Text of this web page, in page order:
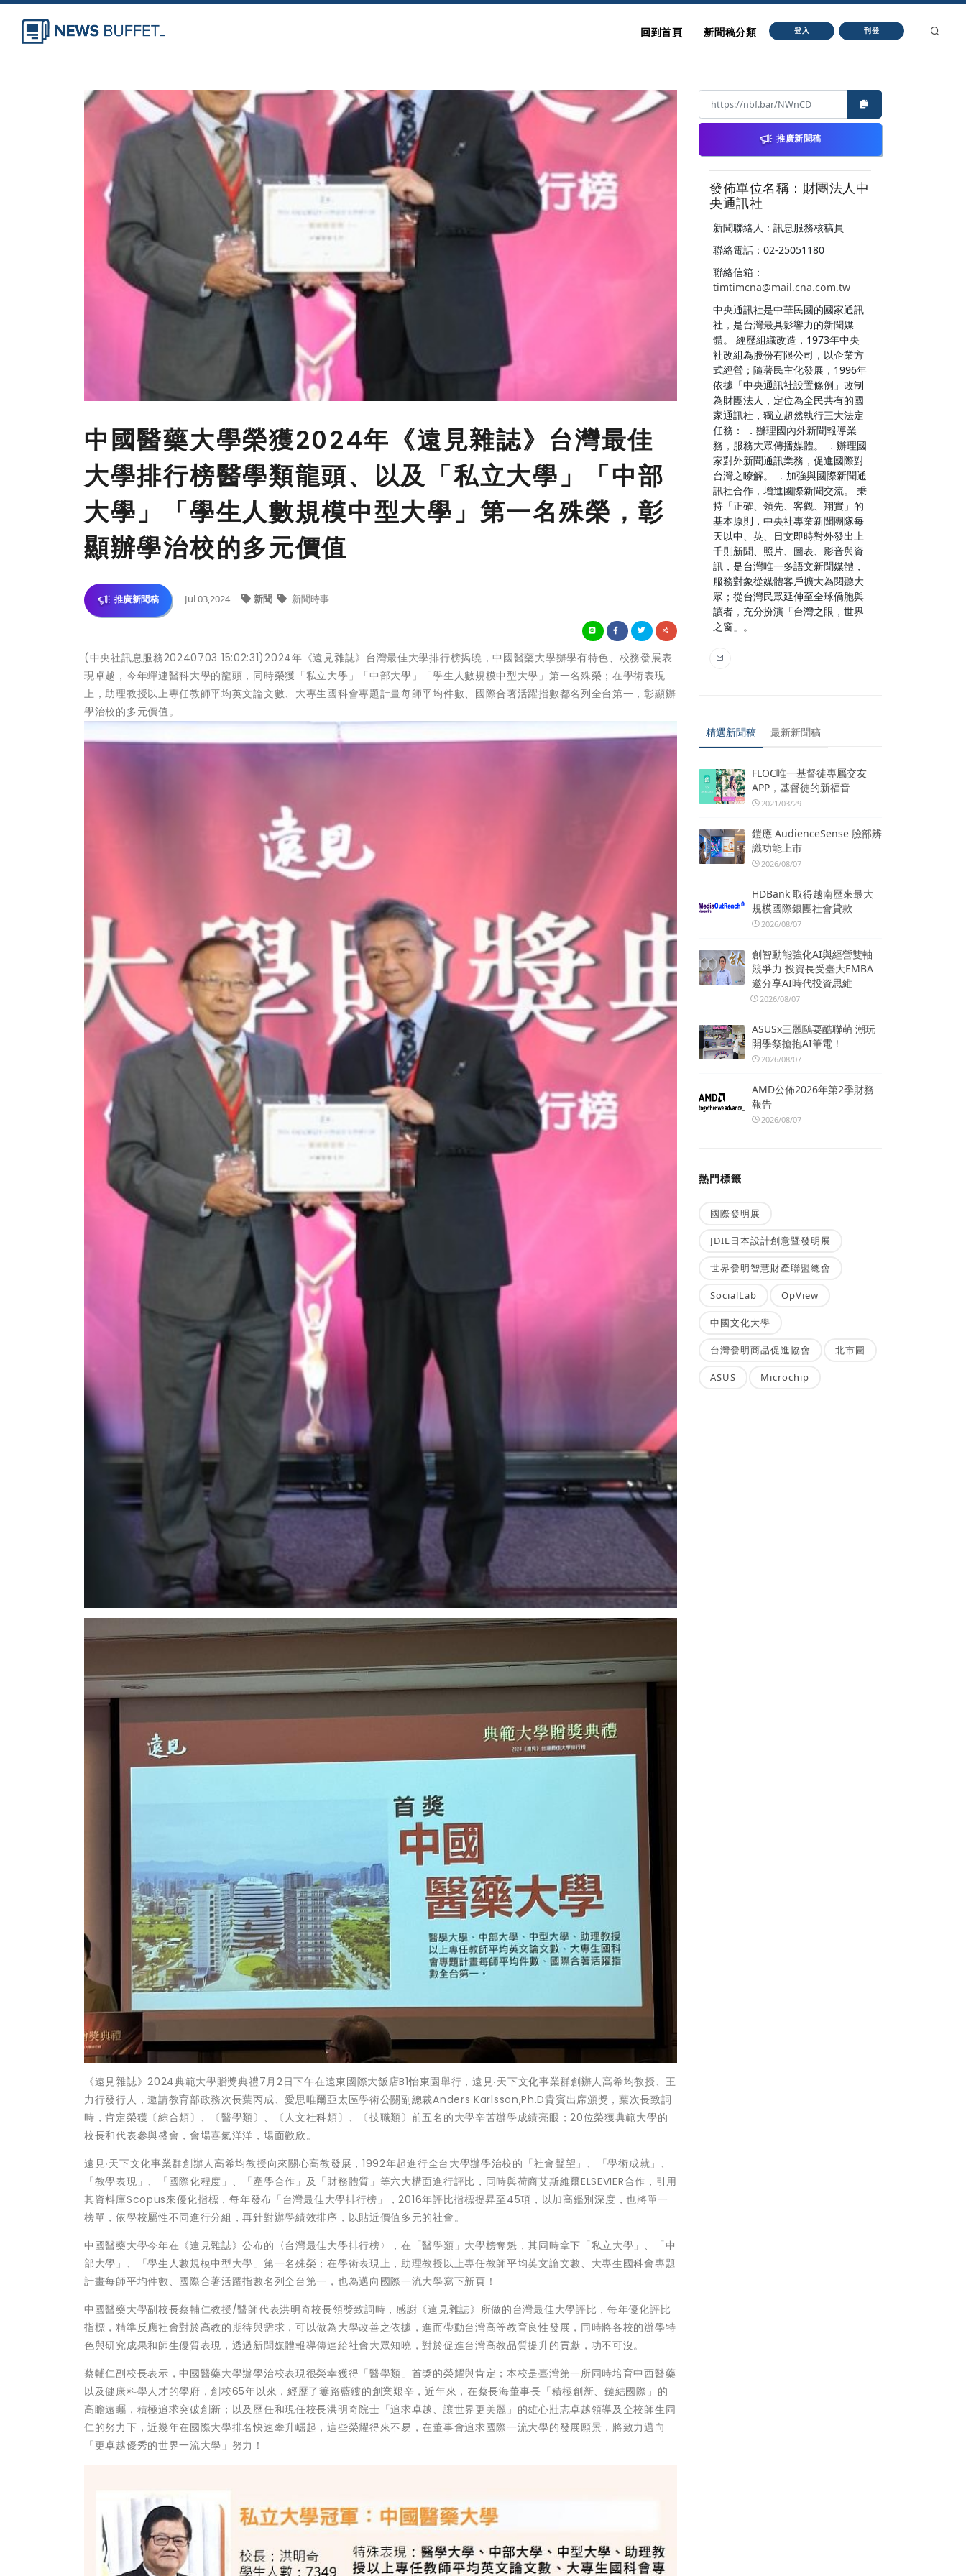
回到首頁 新聞稿分類 登入 刊登
中國醫藥大學榮獲2024年《遠見雜誌》台灣最佳
大學排行榜醫學類龍頭、以及「私立大學」「中部
大學」「學生人數規模中型大學」第一名殊榮，彰
顯辦學治校的多元價值
推廣新聞稿 Jul 03,2024 新聞 新聞時事
(中央社訊息服務20240703 15:02:31)2024年《遠見雜誌》台灣最佳大學排行榜揭曉，中國醫藥大學辦學有特色、校務發展表
現卓越，今年蟬連醫科大學的龍頭，同時榮獲「私立大學」「中部大學」「學生人數規模中型大學」第一名殊榮；在學術表現
上，助理教授以上專任教師平均英文論文數、大專生國科會專題計畫每師平均件數、國際合著活躍指數都名列全台第一，彰顯辦
學治校的多元價值。
《遠見雜誌》2024典範大學贈獎典禮7月2日下午在遠東國際大飯店B1怡東園舉行，遠見‧天下文化事業群創辦人高希均教授、王
力行發行人，邀請教育部政務次長葉丙成、愛思唯爾亞太區學術公關副總裁Anders Karlsson,Ph.D貴賓出席頒獎，葉次長致詞
時，肯定榮獲〔綜合類〕、〔醫學類〕、〔人文社科類〕、〔技職類〕前五名的大學辛苦辦學成績亮眼；20位榮獲典範大學的
校長和代表參與盛會，會場喜氣洋洋，場面歡欣。
遠見‧天下文化事業群創辦人高希均教授向來關心高教發展，1992年起進行全台大學辦學治校的「社會聲望」、「學術成就」、
「教學表現」、「國際化程度」、「產學合作」及「財務體質」等六大構面進行評比，同時與荷商艾斯維爾ELSEVIER合作，引用
其資料庫Scopus來優化指標，每年發布「台灣最佳大學排行榜」，2016年評比指標提昇至45項，以加高鑑別深度，也將單一
榜單，依學校屬性不同進行分組，再針對辦學績效排序，以貼近價值多元的社會。
中國醫藥大學今年在《遠見雜誌》公布的〈台灣最佳大學排行榜〉，在「醫學類」大學榜奪魁，其同時拿下「私立大學」、「中
部大學」、「學生人數規模中型大學」第一名殊榮；在學術表現上，助理教授以上專任教師平均英文論文數、大專生國科會專題
計畫每師平均件數、國際合著活躍指數名列全台第一，也為邁向國際一流大學寫下新頁！
中國醫藥大學副校長蔡輔仁教授/醫師代表洪明奇校長領獎致詞時，感謝《遠見雜誌》所做的台灣最佳大學評比，每年優化評比
指標，精準反應社會對於高教的期待與需求，可以做為大學改善之依據，進而帶動台灣高等教育良性發展，同時將各校的辦學特
色與研究成果和師生優質表現，透過新聞媒體報導傳達給社會大眾知曉，對於促進台灣高教品質提升的貢獻，功不可沒。
蔡輔仁副校長表示，中國醫藥大學辦學治校表現很榮幸獲得「醫學類」首獎的榮耀與肯定；本校是臺灣第一所同時培育中西醫藥
以及健康科學人才的學府，創校65年以來，經歷了簍路藍縷的創業艱辛，近年來，在蔡長海董事長「積極創新、鏈結國際」的
高瞻遠矚，積極追求突破創新；以及歷任和現任校長洪明奇院士「追求卓越、讓世界更美麗」的雄心壯志卓越領導及全校師生同
仁的努力下，近幾年在國際大學排名快速攀升崛起，這些榮耀得來不易，在董事會追求國際一流大學的發展願景，將致力邁向
「更卓越優秀的世界一流大學」努力！
推廣新聞稿
發佈單位名稱：財團法人中
央通訊社
新聞聯絡人：訊息服務核稿員
聯絡電話：02-25051180
聯絡信箱：
timtimcna@mail.cna.com.tw
中央通訊社是中華民國的國家通訊
社，是台灣最具影響力的新聞媒
體。 經歷組織改造，1973年中央
社改組為股份有限公司，以企業方
式經營；隨著民主化發展，1996年
依據「中央通訊社設置條例」改制
為財團法人，定位為全民共有的國
家通訊社，獨立超然執行三大法定
任務： ．辦理國內外新聞報導業
務，服務大眾傳播媒體。 ．辦理國
家對外新聞通訊業務，促進國際對
台灣之瞭解。 ．加強與國際新聞通
訊社合作，增進國際新聞交流。 秉
持「正確、領先、客觀、翔實」的
基本原則，中央社專業新聞團隊每
天以中、英、日文即時對外發出上
千則新聞、照片、圖表、影音與資
訊，是台灣唯一多語文新聞媒體，
服務對象從媒體客戶擴大為閱聽大
眾；從台灣民眾延伸至全球僑胞與
讀者，充分扮演「台灣之眼，世界
之窗」。
精選新聞稿 最新新聞稿
FLOC唯一基督徒專屬交友
APP，基督徒的新福音
2021/03/29
鎧應 AudienceSense 臉部辨
識功能上市
2026/08/07
HDBank 取得越南歷來最大
規模國際銀團社會貸款
2026/08/07
創智動能強化AI與經營雙軸
競爭力 投資長受臺大EMBA
邀分享AI時代投資思維
2026/08/07
ASUSx三麗鷗耍酷聯萌 潮玩
開學祭搶抱AI筆電！
2026/08/07
AMD公佈2026年第2季財務
報告
2026/08/07
熱門標籤
國際發明展
JDIE日本設計創意暨發明展
世界發明智慧財產聯盟總會
SocialLab OpView
中國文化大學
台灣發明商品促進協會 北市圖
ASUS Microchip